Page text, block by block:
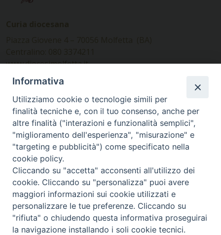
www.diocesimolfetta.it –
diocesimolfetta@pec.chiesacattolica.it
Ufficio Comunicazioni sociali
Piazza Giovene 4 – 70056 Molfetta (BA)
comunicazionisociali@diocesimolfetta.it
SEGUICI SU
Facebook
Instagram
X YouTube
Feed
Privacy Policy - trasparenza
Informativa
Utilizziamo cookie o tecnologie simili per
finalità tecniche e, con il tuo consenso, anche per
altre finalità ("interazioni e funzionalità semplici",
"miglioramento dell'esperienza", "misurazione" e
"targeting e pubblicità") come specificato nella
cookie policy.
Cliccando su "accetta" acconsenti all'utilizzo dei
cookie. Cliccando su "personalizza" puoi avere
maggiori informazioni sui cookie utilizzati e
personalizzare le tue preferenze. Cliccando su
"rifiuta" o chiudendo questa informativa proseguirai
la navigazione installando i soli cookie tecnici.